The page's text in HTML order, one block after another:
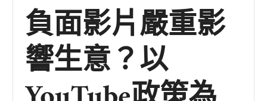
負面影片嚴重影
響生意？以